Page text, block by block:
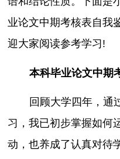
业论文中期考核表自我
迎大家阅读参考学习!
本科毕业论文中期
回顾大学四年，通
习，我已初步掌握如何
动，也养成了认真对待